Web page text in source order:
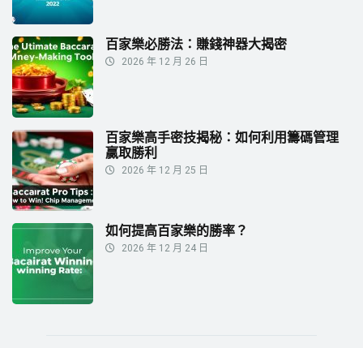
百家樂必勝法：賺錢神器大揭密
2026 年 12 月 26 日
百家樂高手密技揭秘：如何利用籌碼管理
贏取勝利
2026 年 12 月 25 日
如何提高百家樂的勝率？
2026 年 12 月 24 日